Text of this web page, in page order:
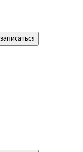
записаться